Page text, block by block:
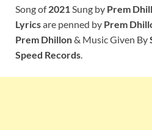
Song of2021Sung by Prem
Lyricsare penned by Prem
Prem Dhillon& Music Given By
Speed Records.